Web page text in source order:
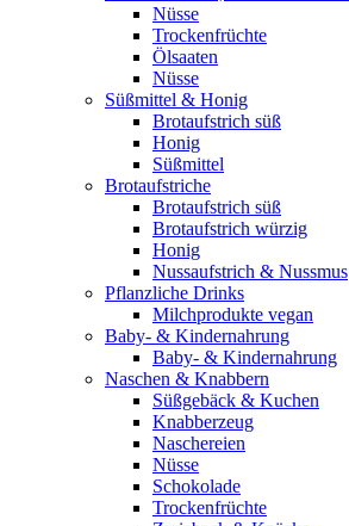
Nüsse
Trockenfrüchte
Ölsaaten
Nüsse
Süßmittel & Honig
Brotaufstrich süß
Honig
Süßmittel
Brotaufstriche
Brotaufstrich süß
Brotaufstrich würzig
Honig
Nussaufstrich & Nussmus
Pflanzliche Drinks
Milchprodukte vegan
Baby- & Kindernahrung
Baby- & Kindernahrung
Naschen & Knabbern
Süßgebäck & Kuchen
Knabberzeug
Naschereien
Nüsse
Schokolade
Trockenfrüchte